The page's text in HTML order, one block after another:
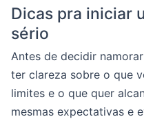
Dicas pra iniciar
sério
Antes de decidir
ter clareza sobre o que
limites e o que quer
mesmas expectativas e